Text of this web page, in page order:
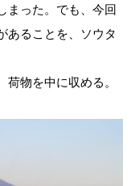
まった。でも、今回
あることを、ソウタ
物を中に収める。